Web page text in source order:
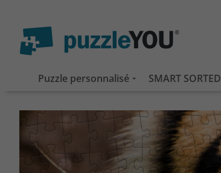
Puzzle personnalisé SMART SORTED